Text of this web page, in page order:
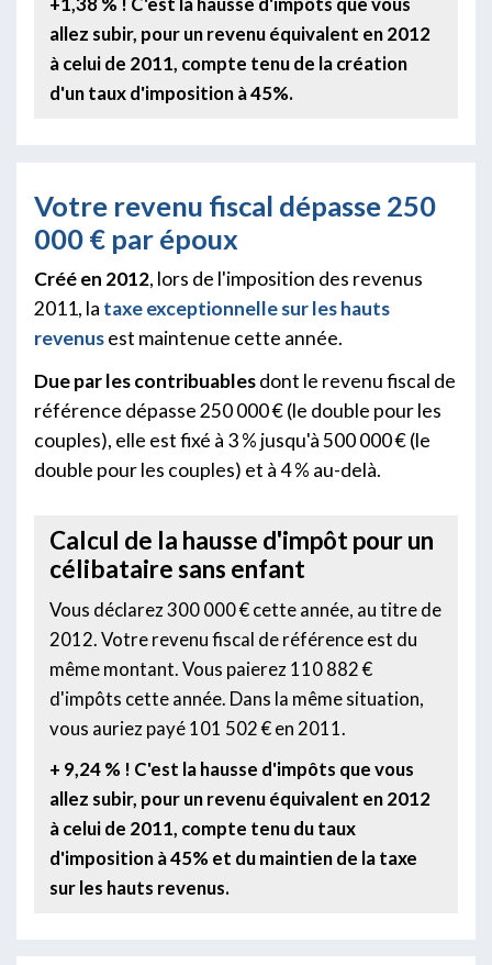
allez subir, pour un revenu équivalent en 2012
à celui de 2011, compte tenu de la création
d'un taux d'imposition à 45%.
Votre revenu fiscal dépasse 250
000 € par époux
Créé en 2012, lors de l'imposition des revenus
2011, la taxe exceptionnelle sur les hauts
revenusest maintenue cette année.
Due par les contribuablesdont le revenu fiscal de
référence dépasse 250 000 € (le double pour les
couples), elle est fixé à 3 % jusqu'à 500 000 € (le
double pour les couples) et à 4 % au-delà.
Calcul de la hausse d'impôt pour un
célibataire sans enfant
Vous déclarez 300 000 € cette année, au titre de
2012. Votre revenu fiscal de référence est du
même montant. Vous paierez 110 882 €
d'impôts cette année. Dans la même situation,
vous auriez payé 101 502 € en 2011.
+ 9,24 % ! C'est la hausse d'impôts que vous
allez subir, pour un revenu équivalent en 2012
à celui de 2011, compte tenu du taux
d'imposition à 45% et du maintien de la taxe
sur les hauts revenus.